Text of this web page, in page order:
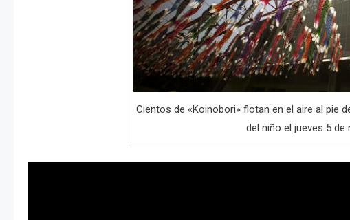
Cientos de «Koinobori» flotan en el aire al pie
del niño el jueves 5 de